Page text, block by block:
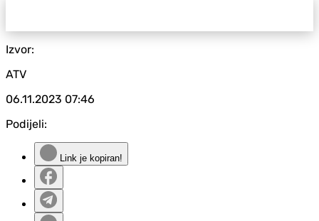
Izvor:
ATV
06.11.2023 07:46
Podijeli:
Link je kopiran!